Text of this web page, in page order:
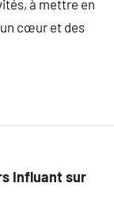
à mettre en
cœur et des
Influant sur